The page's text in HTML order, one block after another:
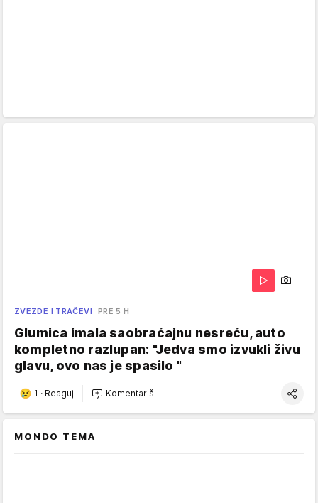
ZVEZDE I TRAČEVI PRE 5 H
Glumica imala saobraćajnu nesreću, auto
kompletno razlupan: "Jedva smo izvukli živu
glavu, ovo nas je spasilo "
1 · Reaguj Komentariši
MONDO TEMA